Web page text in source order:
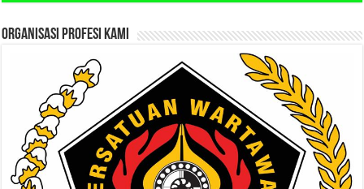
ORGANISASI PROFESI KAMI